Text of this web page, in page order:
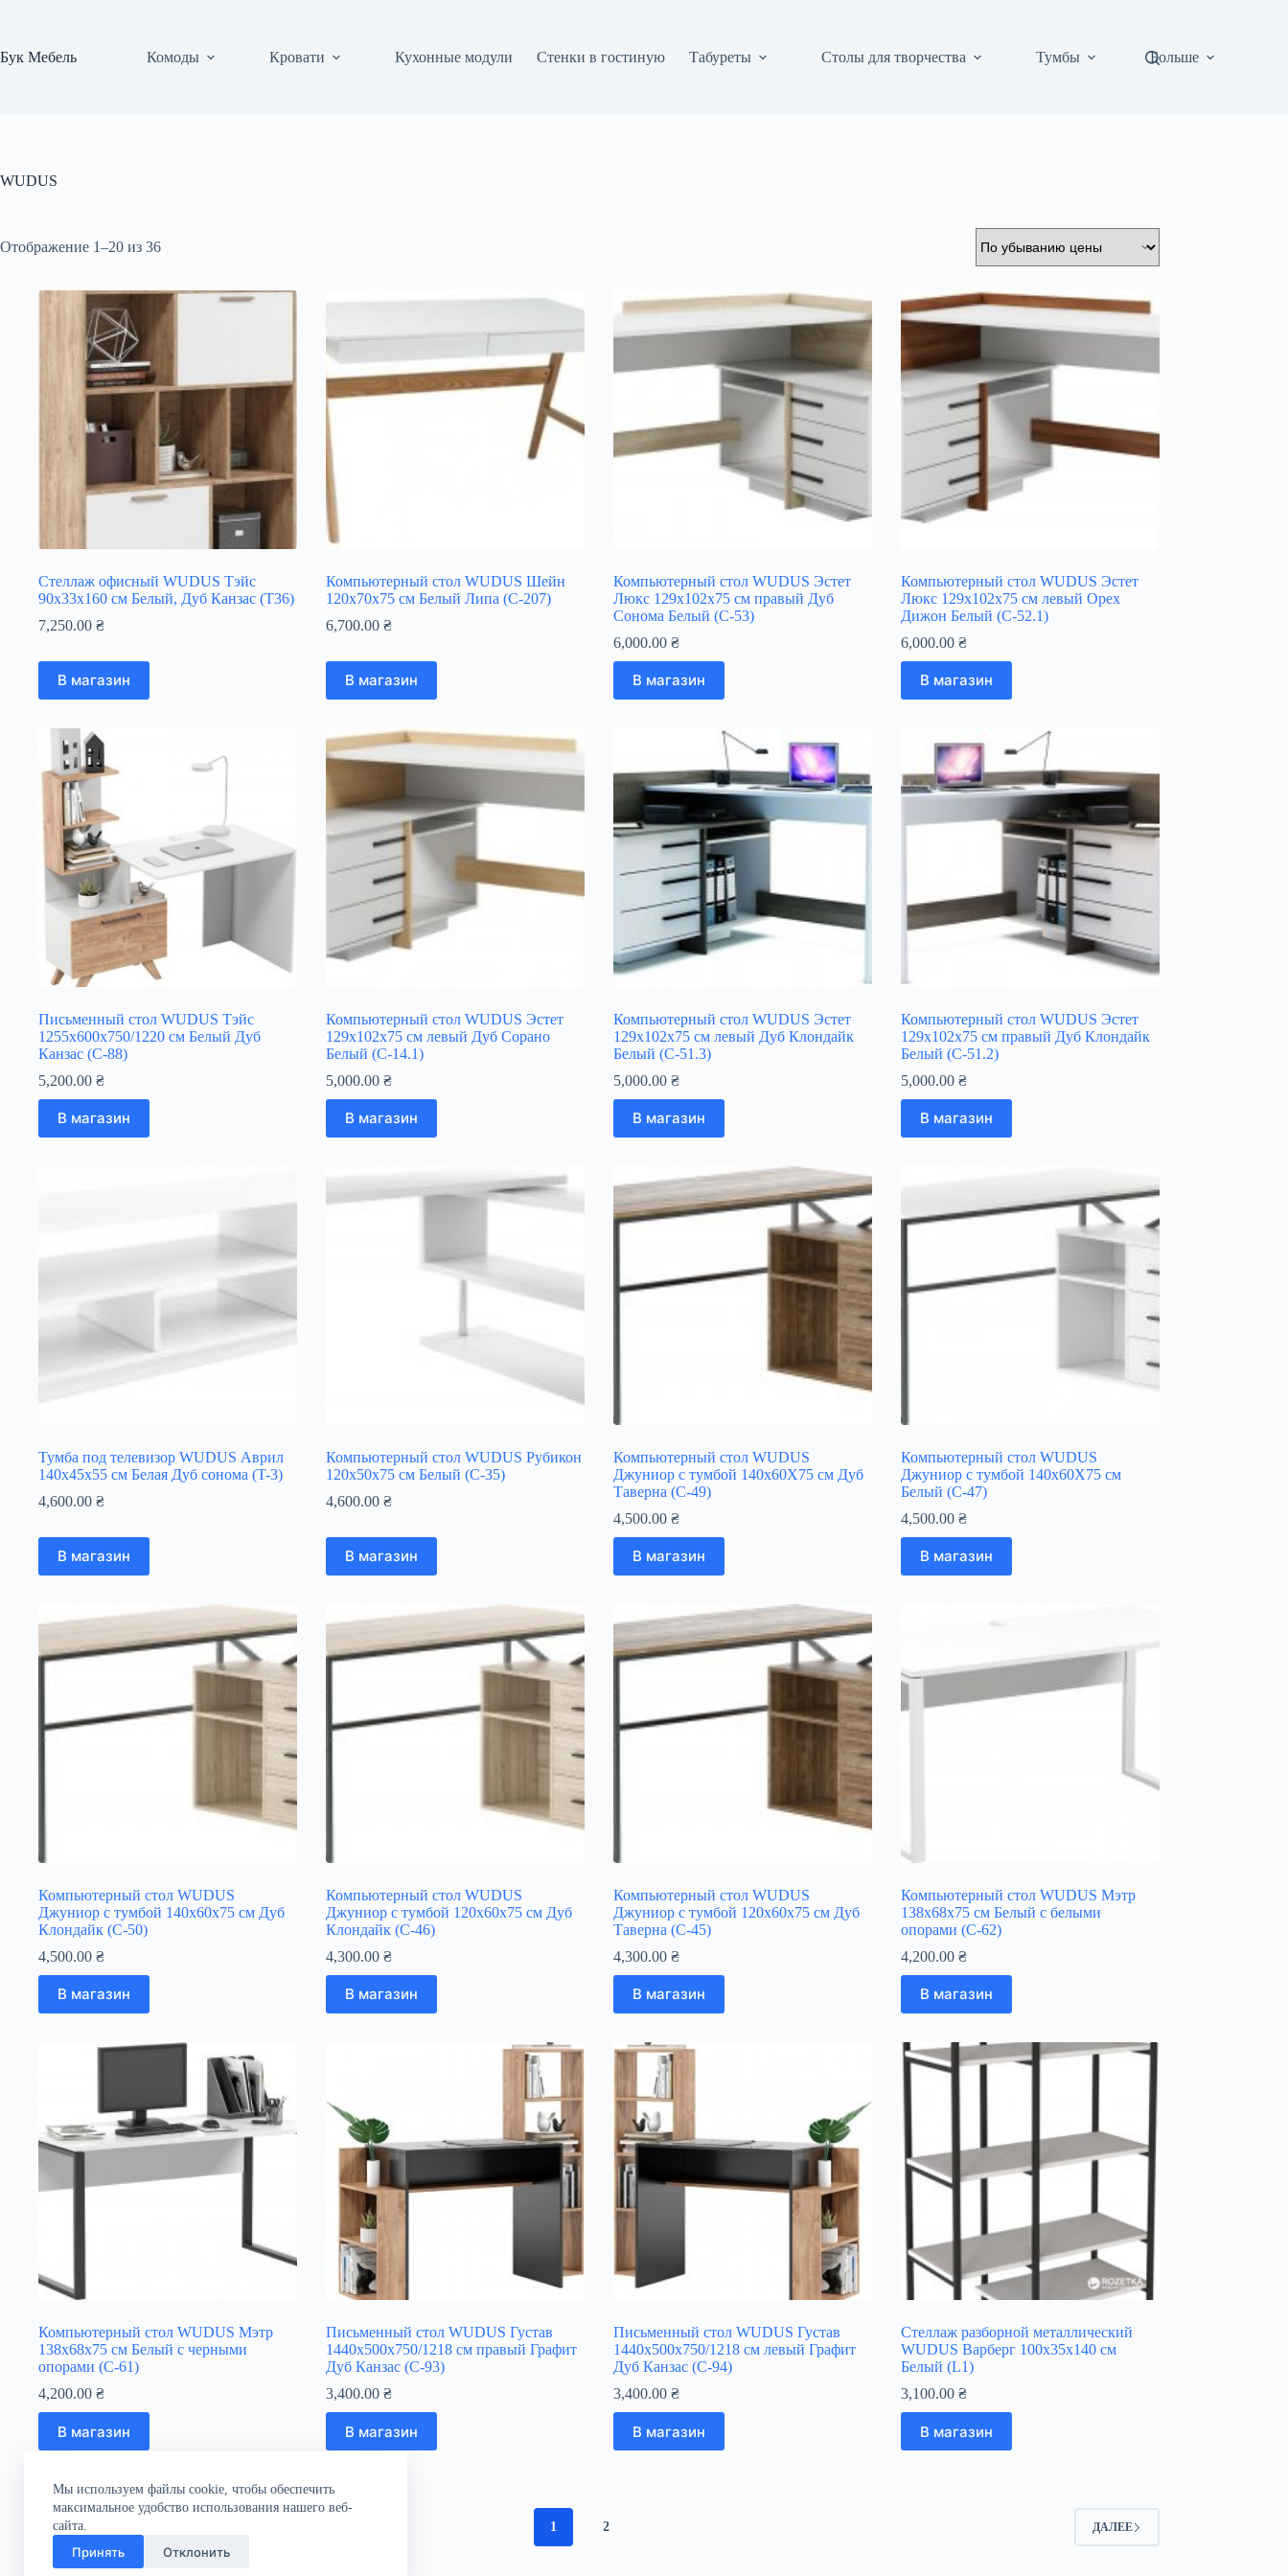
Мы используем файлы cookie, чтобы обеспечить
максимальное удобство использования нашего веб-
сайта.
Принять Отклонить
Бук Мебель Комоды Кровати Кухонные модули Стенки в гостиную Табуреты Столы для творчества Тумбы Больше
WUDUS
Отображение 1–20 из 36Цены:
Стеллаж офисный WUDUS Тэйс
90х33х160 см Белый, Дуб Канзас (Т36)
7,250.00 ₴
В магазин
Компьютерный стол WUDUS Шейн
120х70х75 см Белый Липа (С-207)
6,700.00 ₴
В магазин
Компьютерный стол WUDUS Эстет
Люкс 129х102х75 см правый Дуб
Сонома Белый (С-53)
6,000.00 ₴
В магазин
Компьютерный стол WUDUS Эстет
Люкс 129х102х75 см левый Орех
Дижон Белый (С-52.1)
6,000.00 ₴
В магазин
Письменный стол WUDUS Тэйс
1255х600х750/1220 см Белый Дуб
Канзас (C-88)
5,200.00 ₴
В магазин
Компьютерный стол WUDUS Эстет
129х102х75 см левый Дуб Сорано
Белый (C-14.1)
5,000.00 ₴
В магазин
Компьютерный стол WUDUS Эстет
129х102х75 см левый Дуб Клондайк
Белый (C-51.3)
5,000.00 ₴
В магазин
Компьютерный стол WUDUS Эстет
129х102х75 см правый Дуб Клондайк
Белый (C-51.2)
5,000.00 ₴
В магазин
Тумба под телевизор WUDUS Аврил
140х45х55 см Белая Дуб сонома (T-3)
4,600.00 ₴
В магазин
Компьютерный стол WUDUS Рубикон
120х50х75 см Белый (C-35)
4,600.00 ₴
В магазин
Компьютерный стол WUDUS
Джуниор c тумбой 140х60Х75 см Дуб
Таверна (C-49)
4,500.00 ₴
В магазин
Компьютерный стол WUDUS
Джуниор c тумбой 140х60Х75 см
Белый (C-47)
4,500.00 ₴
В магазин
Компьютерный стол WUDUS
Джуниор c тумбой 140х60х75 см Дуб
Клондайк (C-50)
4,500.00 ₴
В магазин
Компьютерный стол WUDUS
Джуниор c тумбой 120х60х75 см Дуб
Клондайк (C-46)
4,300.00 ₴
В магазин
Компьютерный стол WUDUS
Джуниор c тумбой 120х60х75 см Дуб
Таверна (C-45)
4,300.00 ₴
В магазин
Компьютерный стол WUDUS Мэтр
138х68х75 см Белый с белыми
опорами (С-62)
4,200.00 ₴
В магазин
Компьютерный стол WUDUS Мэтр
138х68х75 см Белый с черными
опорами (С-61)
4,200.00 ₴
В магазин
Письменный стол WUDUS Густав
1440х500х750/1218 см правый Графит
Дуб Канзас (C-93)
3,400.00 ₴
В магазин
Письменный стол WUDUS Густав
1440х500х750/1218 см левый Графит
Дуб Канзас (C-94)
3,400.00 ₴
В магазин
Стеллаж разборной металлический
WUDUS Варберг 100х35х140 см
Белый (L1)
3,100.00 ₴
В магазин
1 2 ДАЛЕЕ